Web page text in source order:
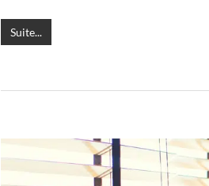
Suite...